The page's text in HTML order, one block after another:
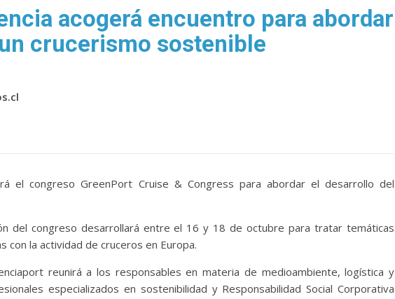
acogerá encuentro para abordar
crucerismo sostenible
el congreso GreenPort Cruise & Congress para abordar el desarrollo del
del congreso desarrollará entre el 16 y 18 de octubre para tratar temáticas
con la actividad de cruceros en Europa.
reunirá a los responsables en materia de medioambiente, logística y
especializados en sostenibilidad y Responsabilidad Social Corporativa